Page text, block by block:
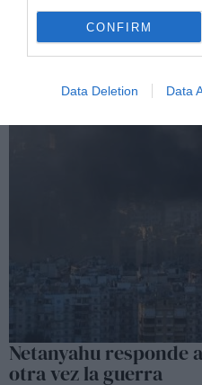
CONFIRM
Data Deletion Data
principal de una
gira alrededor de
que otros...
Netanyahu responde
otra vez la guerra